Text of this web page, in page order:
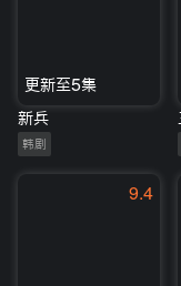
更新至5集
新兵
韩剧
9.4